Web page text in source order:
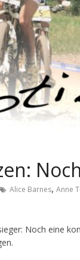
Alice Barnes, Anne
Noch eine